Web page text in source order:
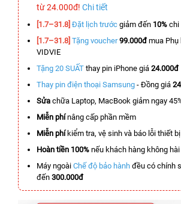
từ 24.000đ! Chi tiết
[1.7–31.8] Đặt lịch trước giảm đến 10% chi
[1.7–31.8] Tặng voucher 99.000đmua Phụ
VIDVIE
Tặng 20 SUẤT thay pin iPhone giá 24.000đ
Thay pin điện thoại Samsung - Đồng giá
Sửa chữa Laptop, MacBook giảm ngay
Miễn phínâng cấp phần mềm
Miễn phíkiểm tra, vệ sinh và báo lỗi thiết bị
Hoàn tiền 100% nếu khách hàng không
Máy ngoài Chế độ bảo hành đều có chính
đến 300.000đ